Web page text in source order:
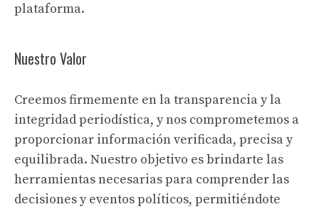
plataforma.
Nuestro Valor
Creemos firmemente en la transparencia y la
integridad periodística, y nos comprometemos a
proporcionar información verificada, precisa y
equilibrada. Nuestro objetivo es brindarte las
herramientas necesarias para comprender las
decisiones y eventos políticos, permitiéndote